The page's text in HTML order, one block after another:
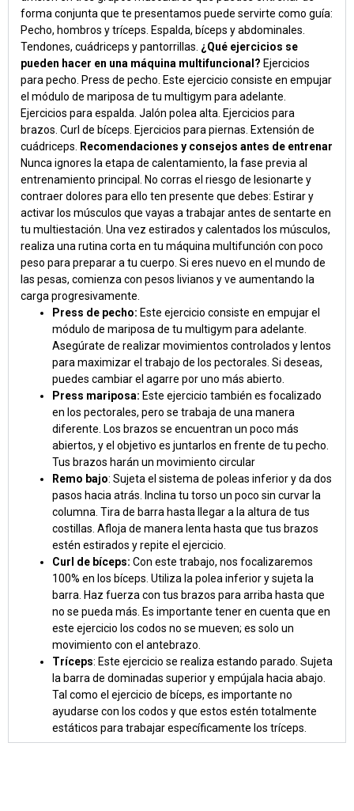
forma conjunta que te presentamos puede servirte como guía:
Pecho, hombros y tríceps. Espalda, bíceps y abdominales.
Tendones, cuádriceps y pantorrillas. ¿Qué ejercicios se
pueden hacer en una máquina multifuncional? Ejercicios
para pecho. Press de pecho. Este ejercicio consiste en empujar
el módulo de mariposa de tu multigym para adelante.
Ejercicios para espalda. Jalón polea alta. Ejercicios para
brazos. Curl de bíceps. Ejercicios para piernas. Extensión de
cuádriceps. Recomendaciones y consejos antes de entrenar
Nunca ignores la etapa de calentamiento, la fase previa al
entrenamiento principal. No corras el riesgo de lesionarte y
contraer dolores para ello ten presente que debes: Estirar y
activar los músculos que vayas a trabajar antes de sentarte en
tu multiestación. Una vez estirados y calentados los músculos,
realiza una rutina corta en tu máquina multifunción con poco
peso para preparar a tu cuerpo. Si eres nuevo en el mundo de
las pesas, comienza con pesos livianos y ve aumentando la
carga progresivamente.
Press de pecho: Este ejercicio consiste en empujar el
módulo de mariposa de tu multigym para adelante.
Asegúrate de realizar movimientos controlados y lentos
para maximizar el trabajo de los pectorales. Si deseas,
puedes cambiar el agarre por uno más abierto.
Press mariposa: Este ejercicio también es focalizado
en los pectorales, pero se trabaja de una manera
diferente. Los brazos se encuentran un poco más
abiertos, y el objetivo es juntarlos en frente de tu pecho.
Tus brazos harán un movimiento circular
Remo bajo: Sujeta el sistema de poleas inferior y da dos
pasos hacia atrás. Inclina tu torso un poco sin curvar la
columna. Tira de barra hasta llegar a la altura de tus
costillas. Afloja de manera lenta hasta que tus brazos
estén estirados y repite el ejercicio.
Curl de bíceps: Con este trabajo, nos focalizaremos
100% en los bíceps. Utiliza la polea inferior y sujeta la
barra. Haz fuerza con tus brazos para arriba hasta que
no se pueda más. Es importante tener en cuenta que en
este ejercicio los codos no se mueven; es solo un
movimiento con el antebrazo.
Tríceps: Este ejercicio se realiza estando parado. Sujeta
la barra de dominadas superior y empújala hacia abajo.
Tal como el ejercicio de bíceps, es importante no
ayudarse con los codos y que estos estén totalmente
estáticos para trabajar específicamente los tríceps.